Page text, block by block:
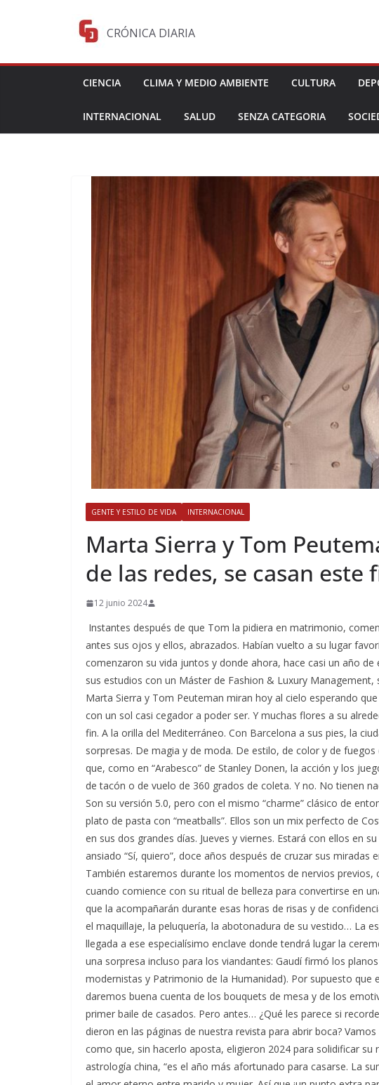
CRÓNICA DIARIA
CIENCIA CLIMA Y MEDIO AMBIENTE CULTURA
INTERNACIONAL SALUD SENZA CATEGORIA
GENTE Y ESTILO DE VIDA INTERNACIONAL
​Marta Sierra y Tom
de las redes, se casan este
12 junio 2024
Instantes después de que Tom la pidiera en matrimonio, comenzó a llover. No podía ser más romántico. Con París antes sus ojos y ellos, abrazados. Habían vuelto a su lugar favorito en el mundo. Allí, donde, muy jovencitos, comenzaron su vida juntos y donde ahora, hace casi un año de ese momento y una década después de completar sus estudios con un Máster de Fashion & Luxury Management, se prometían pasar la eternidad uno al lado del otro. Marta Sierra y Tom Peuteman miran hoy al cielo esperando que este fin de semana resplandezca azul y brillante, con un sol casi cegador a poder ser. Y muchas flores a su alrededor, y el mar susurrando en sus oídos. Se casan, por fin. A la orilla del Mediterráneo. Con Barcelona a sus pies, la ciudad de la novia. Dos días de celebraciones y de sorpresas. De magia y de moda. De estilo, de color y de fuegos de artificio. Porque todo es posible con esta pareja que, como en “Arabesco” de Stanley Donen, la acción y los juegos de prestidigitador son trepidantes. Ya sea a golpe de tacón o de vuelo de 360 grados de coleta. Y no. No tienen nada que envidiar ni a Sophia Loren y Gregory Peck. Son su versión 5.0, pero con el mismo “charme” clásico de entonces. Y si aquellos casaban tanto como un buen plato de pasta con “meatballs”. Ellos son un mix perfecto de Costa Brava y chocolate belga. ¡HOLA! les acompañará en sus dos grandes días. Jueves y viernes. Estará con ellos en su preboda y, por supuesto, cuando se den su tan ansiado “Sí, quiero”, doce años después de cruzar sus miradas en una disco de Mallorca. Pero no solo ahí, ojo. También estaremos durante los momentos de nervios previos, con los preparativos de última hora; con Marta cuando comience con su ritual de belleza para convertirse en una novia de ensueño; con la llegada de sus amigas que la acompañarán durante esas horas de risas y de confidencias; con las copitas de cava para “entonarse”; y con el maquillaje, la peluquería, la abotonadura de su vestido… La esperaremos a pie de escalera, con el novio, en su llegada a ese especialísimo enclave donde tendrá lugar la ceremonia. (Solo una pista, que los novios que todo sea una sorpresa incluso para los viandantes: Gaudí firmó los planos del edificio y las vidrieras obviamente, son modernistas y Patrimonio de la Humanidad). Por supuesto que entraremos en la fiesta, degustaremos el menú, daremos buena cuenta de los bouquets de mesa y de los emotivísimos discursos… Y cómo no, inmotalizaremos ese primer baile de casados. Pero antes… ¿Qué les parece si recordemos algunos de los detalles que ellos mismos nos dieron en las páginas de nuestra revista para abrir boca? Vamos a ello, aquí tienen algunos ítems tan divertidos como que, sin hacerlo aposta, eligieron 2024 para solidificar su relación y después se dieron cuenta de que, según la astrología china, “es el año más afortunado para casarse. La suma de los dígitos de esta cifra da 8, y el 8 simboliza el amor eterno entre marido y mujer. Así que ¡un punto extra para nosotros!”. —¿Teníais muy claro que tenían que ser Barcelona y junio las coordenadas para vuestra boda o barajábais opciones?—No, no lo teníamos nada claro al principio. Pasamos por varias opciones ya que nuestras familias están en diferentes países. Barajamos como posibilidades Bélgica, Francia y Barcelona, pero al final nos decantamos por Barcelona. —¿Estáis diseñando la boda que soñábais? ¿Es la boda que querías desde pequeña, Marta?—Sí, es exactamente tal y como la había soñado siempre. Tanto la decoración como el lugar, como el catering (se me hace la boca agua sólo de pensarlo…), pero especialmente ¡mi futuro marido! Que es lo más importante. —El vestido ¿también es un sueño hecho realidad? —Ay, estoy tan emocionada… Desde pequeña, he tenido muchos sueños y mi vestido será definitivamente un sueño hecho realidad! Rosa Clarà me está confeccionando los dos “outfits”, que serán unas verdaderas joyas de la costura. Los hemos diseñado juntas, ella y yo, desde el principio. Y ha sido un proceso muy divertido! Desde elegir tejidos, las formas, ir adaptando o añadiendo detalles, encontrando el “match” perfecto con las joyas que, también, yo misma estoy diseñando con el asesoramiento de Joieria Grau y estoy adorando toda la mecánica. Tengo tantas ganas de que Tom lo pueda ver finalmente y ver su reacción… Será un momento mágico. A ver si consigo no llorar y no arruinarme el maquillaje, porque soy muy llorona en momentos así de bonitos…—¿Estáis manteniendo el secreto de vuestros respectivos “looks” del uno para el otro?—Siguiendo la tradición, Tom no sabe nada de mi vestido. Para mí, era muy importante que fuera sorpresa y ver su emoción y reacción en el día de la boda. Pero… Yo sí que he visto su traje (risas) Para él, era más importante y divertido compartir esta experiencia conmigo, diseñarlo juntos y disfrutar de todo de principio a final. —Oye, y Tom ¿se ha dejado aconsejar? ¿Será clásico? ¿Innovará?—¡Tom estará guapísimo! En cada fitting con Cifonelli, que le está creando el traje a medida, me enamoro más. También ha sido muy divertido. Empezando de cero y teníamos muchos más colores entre los que elegir. El estilo de Tom es clásico, por lo que tuvimos bastante claro desde el principio lo que buscábamos. Aún así, nos hemos dejado aconsejar por Massimo y Lorenzo Cifonelli, que tienen una experiencia y estilo impresionante. Además, Tom tendrá una sorpresa el día